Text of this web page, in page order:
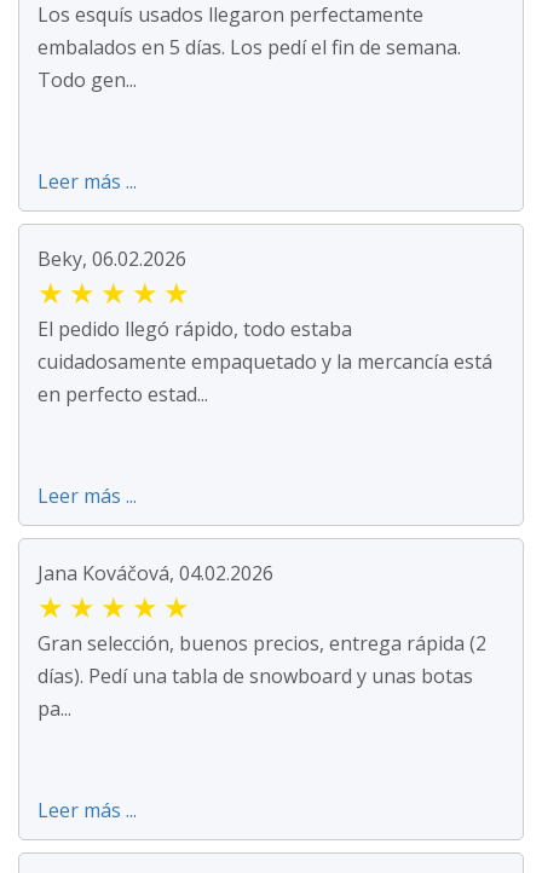
Los esquís usados llegaron perfectamente
embalados en 5 días. Los pedí el fin de semana.
Todo gen...
Leer más ...
Beky, 06.02.2026
★ ★ ★ ★ ★
El pedido llegó rápido, todo estaba
cuidadosamente empaquetado y la mercancía está
en perfecto estad...
Leer más ...
Jana Kováčová, 04.02.2026
★ ★ ★ ★ ★
Gran selección, buenos precios, entrega rápida (2
días). Pedí una tabla de snowboard y unas botas
pa...
Leer más ...